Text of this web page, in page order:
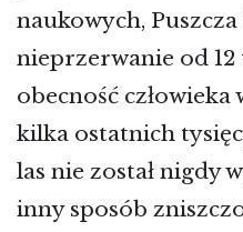
naukowych,
nieprzerwanie od
obecność człowieka
kilka ostatnich
las nie został nigdy
inny sposób